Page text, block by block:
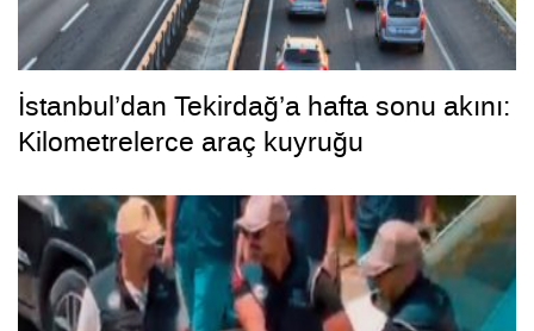
İstanbul’dan Tekirdağ’a hafta sonu akını:
Kilometrelerce araç kuyruğu